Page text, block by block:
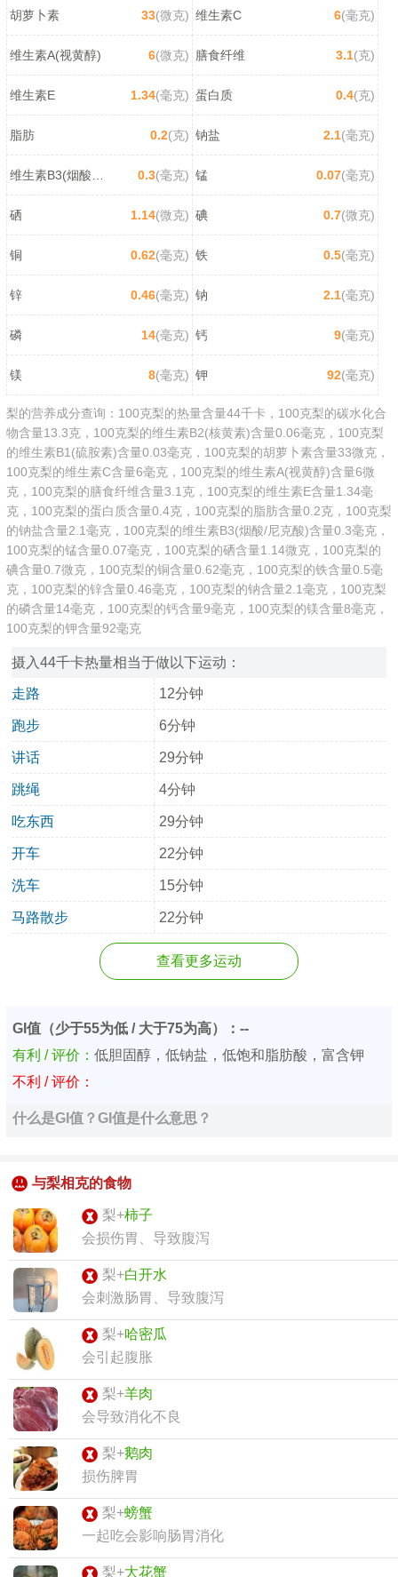
胡萝卜素 33(微克) 维生素C 6(毫克)
维生素A(视黄醇) 6(微克) 膳食纤维 3.1(克)
维生素E 1.34(毫克) 蛋白质 0.4(克)
脂肪 0.2(克) 钠盐 2.1(毫克)
0.3(毫克) 锰 0.07(毫克)
硒 1.14(微克) 碘 0.7(微克)
铜 0.62(毫克) 铁 0.5(毫克)
锌 0.46(毫克) 钠 2.1(毫克)
磷 14(毫克) 钙 9(毫克)
镁 8(毫克) 钾 92(毫克)
梨的营养成分查询：100克梨的热量含量44千卡，100克梨的碳水化合
物含量13.3克，100克梨的维生素B2(核黄素)含量0.06毫克，100克梨
的维生素B1(硫胺素)含量0.03毫克，100克梨的胡萝卜素含量33微克，
100克梨的维生素C含量6毫克，100克梨的维生素A(视黄醇)含量6微
克，100克梨的膳食纤维含量3.1克，100克梨的维生素E含量1.34毫
克，100克梨的蛋白质含量0.4克，100克梨的脂肪含量0.2克，100克梨
的钠盐含量2.1毫克，100克梨的维生素B3(烟酸/尼克酸)含量0.3毫克，
100克梨的锰含量0.07毫克，100克梨的硒含量1.14微克，100克梨的
碘含量0.7微克，100克梨的铜含量0.62毫克，100克梨的铁含量0.5毫
克，100克梨的锌含量0.46毫克，100克梨的钠含量2.1毫克，100克梨
的磷含量14毫克，100克梨的钙含量9毫克，100克梨的镁含量8毫克，
100克梨的钾含量92毫克
摄入44千卡热量相当于做以下运动：
走路 12分钟
跑步 6分钟
讲话 29分钟
跳绳 4分钟
吃东西 29分钟
开车 22分钟
洗车 15分钟
马路散步 22分钟
查看更多运动
GI值（少于55为低 / 大于75为高）：--
有利 / 评价： 低胆固醇，低钠盐，低饱和脂肪酸，富含钾
不利 / 评价：
什么是GI值？GI值是什么意思？
与梨相克的食物
梨+柿子
会损伤胃、导致腹泻
梨+白开水
会刺激肠胃、导致腹泻
梨+哈密瓜
会引起腹胀
梨+羊肉
会导致消化不良
梨+鹅肉
损伤脾胃
梨+螃蟹
一起吃会影响肠胃消化
梨+大花蟹